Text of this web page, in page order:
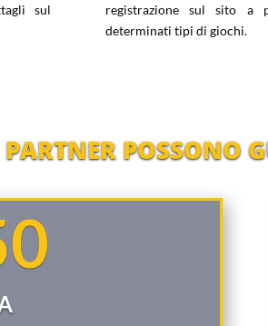
sul
registrazione sul sito a
determinati tipi di giochi.
POSSONO